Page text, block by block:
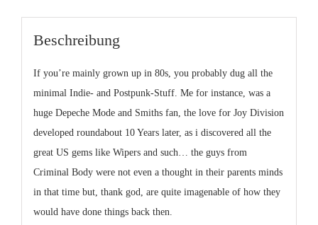
Beschreibung
If you’re mainly grown up in 80s, you probably dug all the
minimal Indie- and Postpunk-Stuff. Me for instance, was a
huge Depeche Mode and Smiths fan, the love for Joy Division
developed roundabout 10 Years later, as i discovered all the
great US gems like Wipers and such… the guys from
Criminal Body were not even a thought in their parents minds
in that time but, thank god, are quite imagenable of how they
would have done things back then.